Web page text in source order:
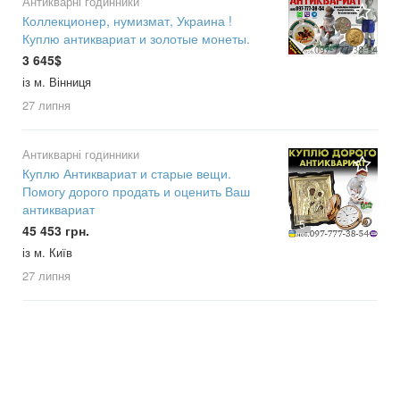
Коллекционер, нумизмат, Украина !
Куплю антиквариат и золотые монеты.
3 645$
із м. Вінниця
27 липня
5
Антикварні годинники
Куплю Антиквариат и старые вещи.
Помогу дорого продать и оценить Ваш
антиквариат
45 453 грн.
із м. Київ
27 липня